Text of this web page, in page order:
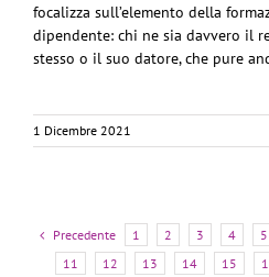
focalizza sull’elemento della
dipendente: chi ne sia davvero il
stesso o il suo datore, che pure
1 Dicembre 2021
Precedente 1 2 3 4 5
11
12 13 14 15